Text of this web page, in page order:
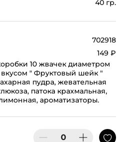
40 гр.
702918
149 ₽
10 жвачек диаметром
" Фруктовый шейк "
пудра, жевательная
патока крахмальная,
ароматизаторы.